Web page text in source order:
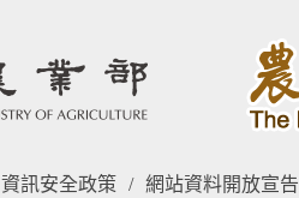
資訊安全政策 / 網站資料開放宣告